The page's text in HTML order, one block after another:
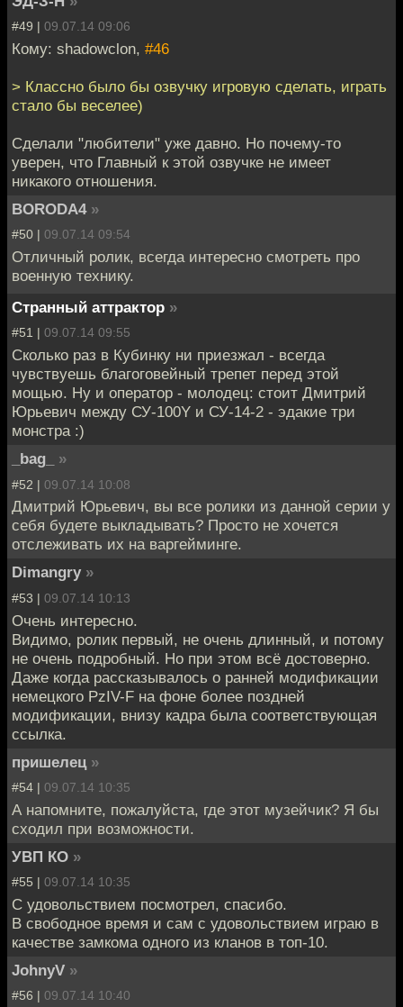
#49 | 09.07.14 09:06
Кому: shadowclon, #46
> Классно было бы озвучку игровую сделать, играть
стало бы веселее)
Сделали "любители" уже давно. Но почему-то
уверен, что Главный к этой озвучке не имеет
никакого отношения.
BORODA4 »
#50 | 09.07.14 09:54
Отличный ролик, всегда интересно смотреть про
военную технику.
Странный аттрактор »
#51 | 09.07.14 09:55
Сколько раз в Кубинку ни приезжал - всегда
чувствуешь благоговейный трепет перед этой
мощью. Ну и оператор - молодец: стоит Дмитрий
Юрьевич между СУ-100Y и СУ-14-2 - эдакие три
монстра :)
_bag_
»
#52 | 09.07.14 10:08
Дмитрий Юрьевич, вы все ролики из данной серии у
себя будете выкладывать? Просто не хочется
отслеживать их на варгейминге.
Dimangry »
#53 | 09.07.14 10:13
Очень интересно.
Видимо, ролик первый, не очень длинный, и потому
не очень подробный. Но при этом всё достоверно.
Даже когда рассказывалось о ранней модификации
немецкого PzIV-F на фоне более поздней
модификации, внизу кадра была соответствующая
ссылка.
пришелец »
#54 | 09.07.14 10:35
А напомните, пожалуйста, где этот музейчик? Я бы
сходил при возможности.
УВП КО »
#55 | 09.07.14 10:35
С удовольствием посмотрел, спасибо.
В свободное время и сам с удовольствием играю в
качестве замкома одного из кланов в топ-10.
JohnyV »
#56 | 09.07.14 10:40